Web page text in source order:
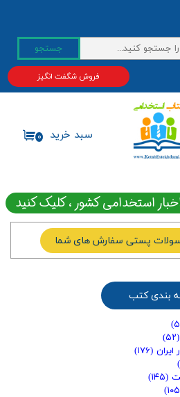
جستجو
۰ سبد خرید
فروش شگفت انگیز
استخدامی کشور ، کلیک کنید
پستی سفارش های شما
(۵۲)
(۱۷۶)
(۱۴۵)
بندی کتب